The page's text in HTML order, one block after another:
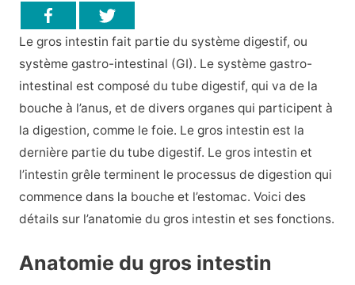
Le gros intestin fait partie du système digestif, ou
système gastro-intestinal (GI). Le système gastro-
intestinal est composé du tube digestif, qui va de la
bouche à l’anus, et de divers organes qui participent à
la digestion, comme le foie. Le gros intestin est la
dernière partie du tube digestif. Le gros intestin et
l’intestin grêle terminent le processus de digestion qui
commence dans la bouche et l’estomac. Voici des
détails sur l’anatomie du gros intestin et ses fonctions.
Anatomie du gros intestin